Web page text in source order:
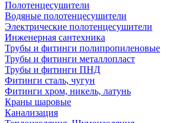
Полотенцесушители
Водяные полотенцесушители
Электрические полотенцесушители
Инженерная сантехника
Трубы и фитинги полипропиленовые
Трубы и фитинги металлопласт
Трубы и фитинги ПНД
Фитинги сталь, чугун
Фитинги хром, никель, латунь
Краны шаровые
Канализация